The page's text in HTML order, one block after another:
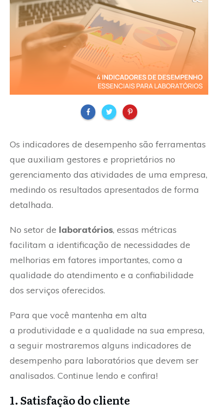
Os indicadores de desempenho são ferramentas
que auxiliam gestores e proprietários no
gerenciamento das atividades de uma empresa,
medindo os resultados apresentados de forma
detalhada.
No setor de laboratórios, essas métricas
facilitam a identificação de necessidades de
melhorias em fatores importantes, como a
qualidade do atendimento e a confiabilidade
dos serviços oferecidos.
Para que você mantenha em alta
a produtividade e a qualidade na sua empresa,
a seguir mostraremos alguns indicadores de
desempenho para laboratórios que devem ser
analisados. Continue lendo e confira!
1. Satisfação do cliente